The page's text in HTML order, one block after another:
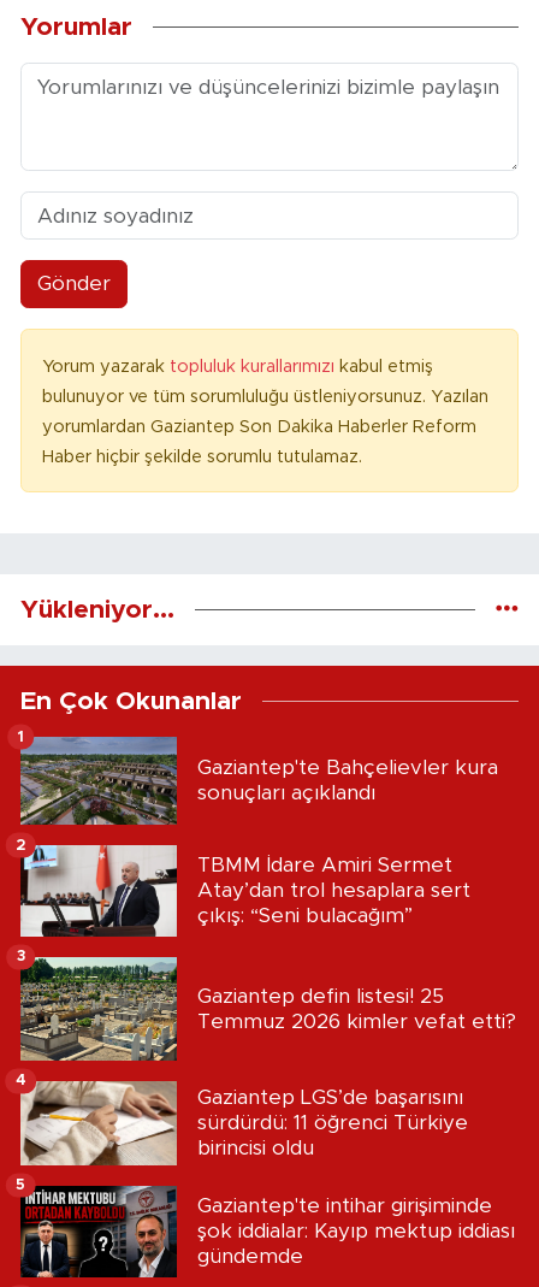
Yorumlar
Gönder
Yorum yazarak topluluk kurallarımızı kabul etmiş
bulunuyor ve tüm sorumluluğu üstleniyorsunuz. Yazılan
yorumlardan Gaziantep Son Dakika Haberler Reform
Haber hiçbir şekilde sorumlu tutulamaz.
Yükleniyor...
En Çok Okunanlar
Gaziantep'te Bahçelievler kura
sonuçları açıklandı
1
TBMM İdare Amiri Sermet
Atay’dan trol hesaplara sert
çıkış: “Seni bulacağım”
2
Gaziantep defin listesi! 25
Temmuz 2026 kimler vefat etti?
3
Gaziantep LGS’de başarısını
sürdürdü: 11 öğrenci Türkiye
birincisi oldu
4
Gaziantep'te intihar girişiminde
şok iddialar: Kayıp mektup iddiası
gündemde
5